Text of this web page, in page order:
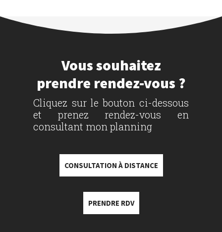
Vous souhaitez
prendre rendez-vous ?
Cliquez sur le bouton ci-dessous
et prenez rendez-vous en
consultant mon planning
CONSULTATION À DISTANCE
PRENDRE RDV